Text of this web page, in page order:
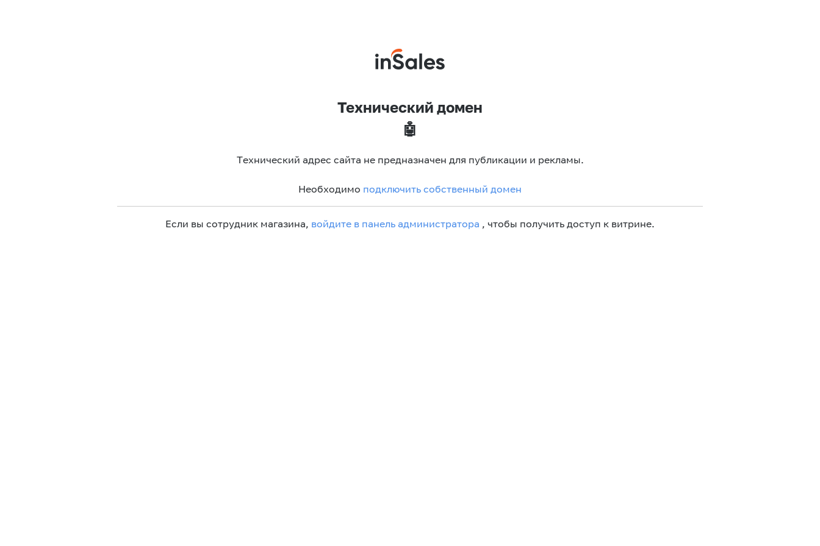
Технический домен
🤖
Технический адрес сайта не предназначен для публикации и рекламы.
Необходимо подключить собственный домен
Если вы сотрудник магазина, войдите в панель администратора , чтобы получить доступ к витрине.